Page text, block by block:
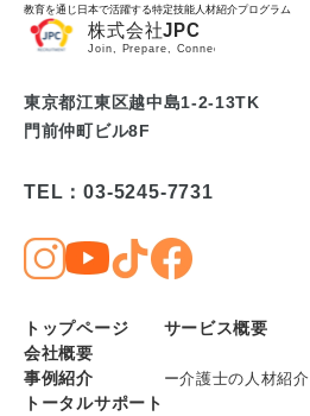
教育を通じ日本で活躍する特定技能人材紹介プログラム
東京都江東区越中島1-2-13TK
門前仲町ビル8F
TEL：03-5245-7731
トップページ
会社概要
事例紹介
トータルサポート
サービス概要
ー介護士の人材紹介